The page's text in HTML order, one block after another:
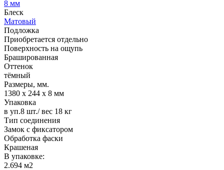
8 мм
Блеск
Матовый
Подложка
Приобретается отдельно
Поверхность на ощупь
Брашированная
Оттенок
тёмный
Размеры, мм.
1380 х 244 х 8 мм
Упаковка
в уп.8 шт./ вес 18 кг
Тип соединения
Замок с фиксатором
Обработка фаски
Крашеная
В упаковке:
2.694 м2